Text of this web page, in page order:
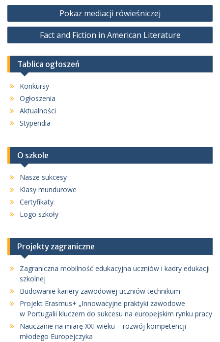
Nawigacja
wpisu
Pokaz mediacji rówieśniczej
Fact and Fiction in American Literature
Tablica ogłoszeń
Konkursy
Ogłoszenia
Aktualności
Stypendia
O szkole
Nasze sukcesy
Klasy mundurowe
Certyfikaty
Logo szkoły
Projekty zagraniczne
Zagraniczna mobilność edukacyjna uczniów i kadry edukacji
szkolnej
Budowanie kariery zawodowej uczniów technikum
Projekt Erasmus+ „Innowacyjne praktyki zawodowe
w Portugalii kluczem do sukcesu na europejskim rynku pracy
Nauczanie na miarę XXI wieku – rozwój kompetencji
młodego Europejczyka